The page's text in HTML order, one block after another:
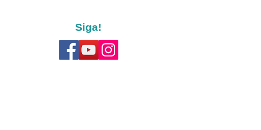
Siga!